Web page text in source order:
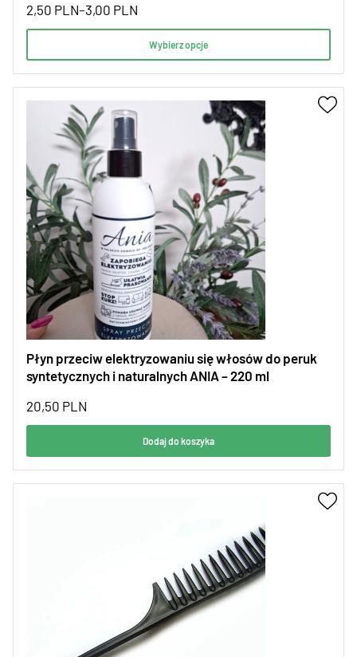
2,50 PLN–3,00 PLN
Wybierz opcje
Płyn przeciw elektryzowaniu się włosów do peruk
syntetycznych i naturalnych ANIA – 220 ml
20,50 PLN
Dodaj do koszyka